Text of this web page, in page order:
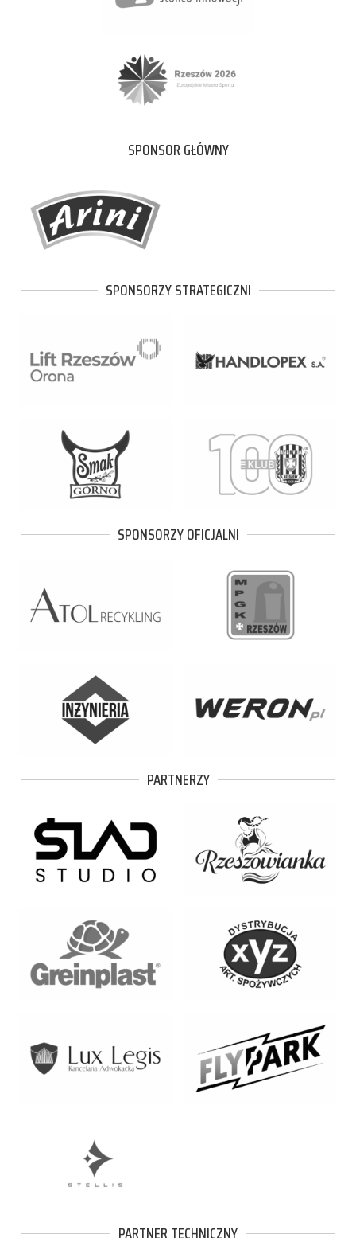
SPONSOR GŁÓWNY
SPONSORZY STRATEGICZNI
SPONSORZY OFICJALNI
PARTNERZY
PARTNER TECHNICZNY